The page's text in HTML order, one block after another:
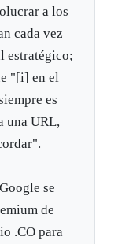
a los
cada vez
estratégico;
"[i] en el
es
una URL,
se
de
.CO para